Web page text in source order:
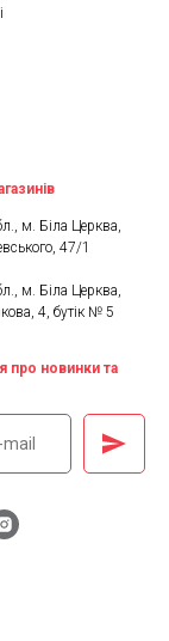
м. Біла Церква,
47/1
м. Біла Церква,
4, бутік № 5
про новинки та